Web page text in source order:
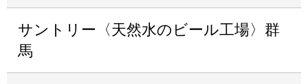
サントリー〈天然水のビール工場〉群
馬